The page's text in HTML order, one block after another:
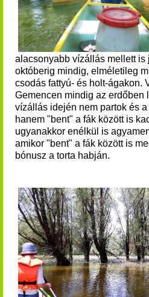
alacsonyabb vízállás mellett is
októberig mindig, elméletileg
csodás fattyú- és holt-ágakon.
Gemencen mindig az erdőben
vízállás idején nem partok és
hanem "bent" a fák között is
ugyanakkor enélkül is
amikor "bent" a fák között is
bónusz a torta habján.